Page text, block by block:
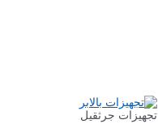
تجهیزات جرثقیل